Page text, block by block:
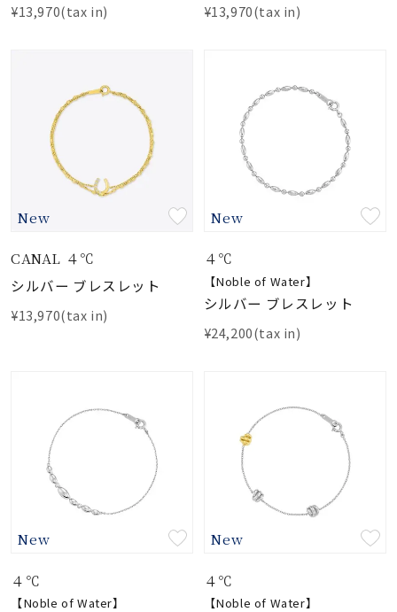
¥13,970(tax in) ¥13,970(tax in)
New
CANAL ４℃
シルバー ブレスレット
¥13,970(tax in)
New
４℃
【Noble of Water】
シルバー ブレスレット
¥24,200(tax in)
New
４℃
【Noble of Water】
New
４℃
【Noble of Water】